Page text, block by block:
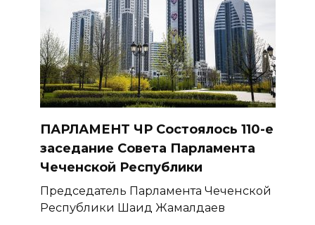
ПАРЛАМЕНТ ЧР Состоялось 110-е
заседание Совета Парламента
Чеченской Республики
Председатель Парламента Чеченской
Республики Шаид Жамалдаев